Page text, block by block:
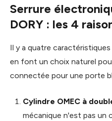
Serrure
DORY : les 4
Il y a quatre
en font un choix naturel
connectée pour une porte
Cylindre OMEC à
mécanique n'est pas un